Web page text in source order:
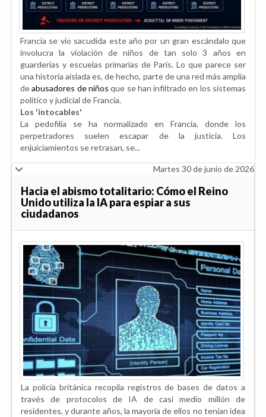
Francia se vio sacudida este año por un gran escándalo que
involucra la violación de niños de tan solo 3 años en
guarderías y escuelas primarias de París. Lo que parece ser
una historia aislada es, de hecho, parte de una red más amplia
deabusadores de niños que se han infiltrado en los sistemas
político y judicial de Francia.
Los 'intocables'
La pedofilia se ha normalizado en Francia, donde los
perpetradores suelen escapar de la justicia. Los
enjuiciamientos se retrasan, se...
Martes 30 de junio de 2026
Hacia el abismo totalitario: Cómo el Reino
Unido utiliza la IA para espiar a sus
ciudadanos
La policía británica recopila registros de bases de datos a
través de protocolos de IA de casi medio millón de
residentes, y durante años, la mayoría de ellos no tenían idea